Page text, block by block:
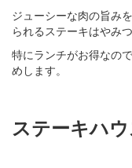
ジューシーな肉の旨み
られるステーキはやみ
特にランチがお得なの
めします。
ステーキハ